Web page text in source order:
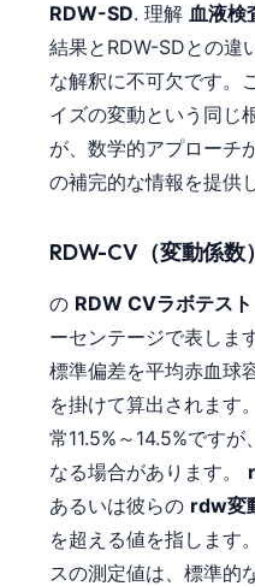
RDW-SD. 理解 血液検
結果とRDW-SDとの違
な解釈に不可欠です。
イズの変動という同じ
が、数学的アプローチ
の補完的な情報を提供
RDW-CV（変動係数）
の RDW CVラボテスト
ーセンテージで表しま
標準偏差を平均赤血球
を掛けて算出されます
常11.5%～14.5%です
なる場合があります。
あるいは彼らの rdw変
を超える値を指します
スの測定値は、標準的